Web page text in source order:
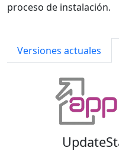
proceso de instalación.
Versiones actuales